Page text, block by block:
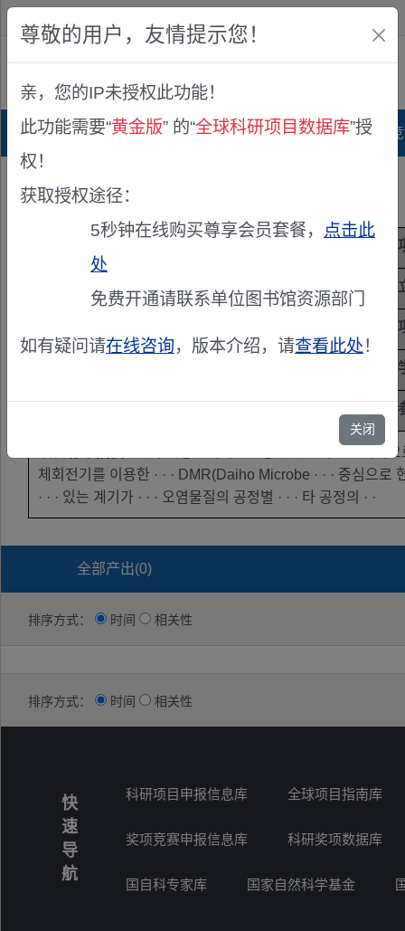
公众版
首页 科研项目库 项目指南库 奖项
1420013225
：연구내용○ 제거 · · · 공간 분포와 · · · 해석
체회전기를 이용한 · · · DMR(Daiho Microbe · · · 중심으로
· · · 있는 계기가 · · · 오염물질의 공정별 · · · 타 공정의 · ·
全部产出(0)
排序方式： 时间 相关性
排序方式： 时间 相关性
快
速
导
航
科研项目申报信息库 全球项目指南库
奖项竞赛申报信息库 科研奖项数据库
国自科专家库 国家自然科学基金
尊敬的用户，友情提示您！
亲，您的IP未授权此功能！
此功能需要“黄金版” 的“全球科研项目数据库”授
权！
获取授权途径：
5秒钟在线购买尊享会员套餐， 点击此
处
免费开通请联系单位图书馆资源部门
如有疑问请在线咨询，版本介绍，请查看此处！
关闭